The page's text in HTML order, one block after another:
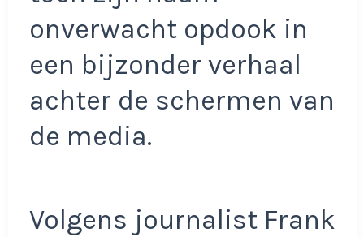
onverwacht opdook in
een bijzonder verhaal
achter de schermen van
de media.
Volgens journalist Frank